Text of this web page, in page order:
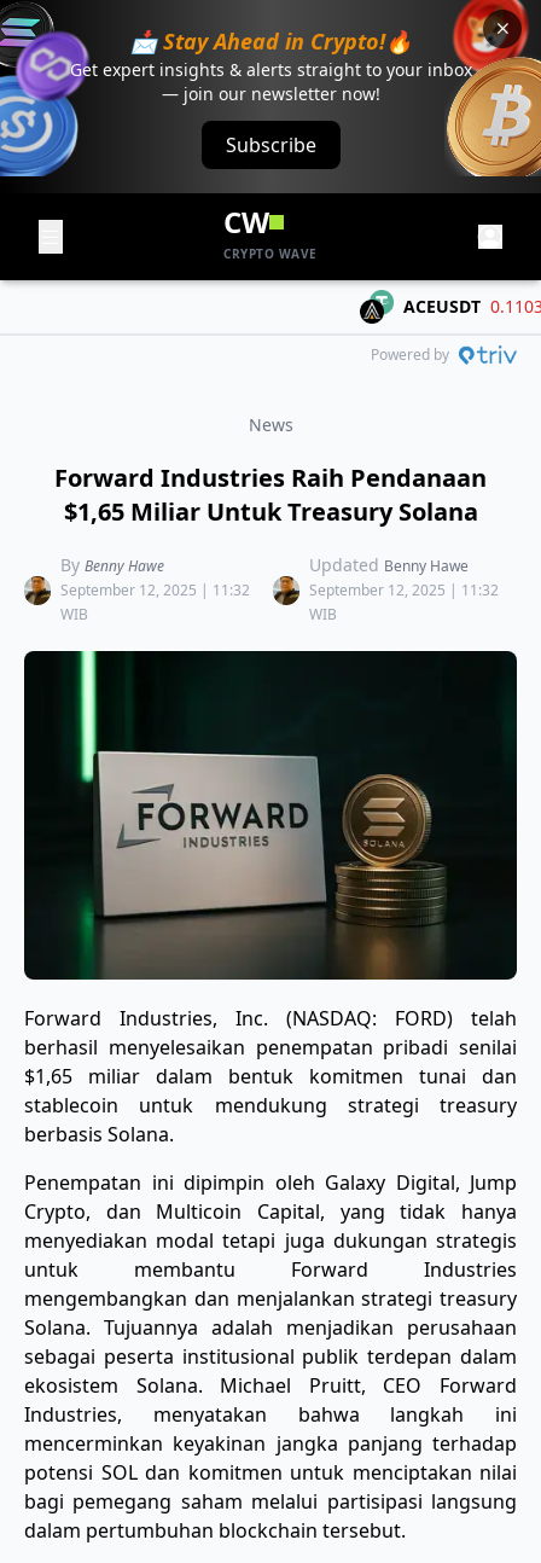
📩 Stay Ahead in Crypto!🔥
Get expert insights & alerts straight to your inbox
— join our newsletter now!
Subscribe
CW
CRYPTO WAVE
ACEUSDT 0.1103 -
Powered by
News
Forward Industries Raih Pendanaan
$1,65 Miliar Untuk Treasury Solana
By Benny Hawe
September 12, 2025 | 11:32
WIB
Updated Benny Hawe
September 12, 2025 | 11:32
WIB
Forward Industries, Inc. (NASDAQ: FORD) telah
berhasil menyelesaikan penempatan pribadi senilai
$1,65 miliar dalam bentuk komitmen tunai dan
stablecoin untuk mendukung strategi treasury
berbasis Solana.
Penempatan ini dipimpin oleh Galaxy Digital, Jump
Crypto, dan Multicoin Capital, yang tidak hanya
menyediakan modal tetapi juga dukungan strategis
untuk membantu Forward Industries
mengembangkan dan menjalankan strategi treasury
Solana. Tujuannya adalah menjadikan perusahaan
sebagai peserta institusional publik terdepan dalam
ekosistem Solana. Michael Pruitt, CEO Forward
Industries, menyatakan bahwa langkah ini
mencerminkan keyakinan jangka panjang terhadap
potensi SOL dan komitmen untuk menciptakan nilai
bagi pemegang saham melalui partisipasi langsung
dalam pertumbuhan blockchain tersebut.